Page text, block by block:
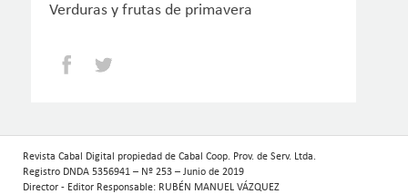
Verduras y frutas de primavera
Facebook
Revista Cabal Digital propiedad de Cabal Coop. Prov. de Serv. Ltda.
Registro DNDA 5356941 – Nº 253 – Junio de 2019
Director - Editor Responsable: RUBÉN MANUEL VÁZQUEZ